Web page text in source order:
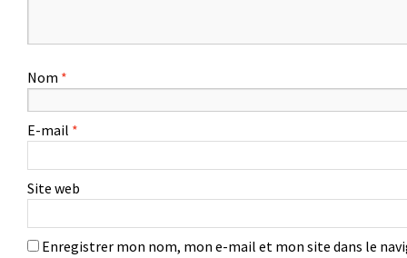
Nom *
E-mail *
Site web
Enregistrer mon nom, mon e-mail et mon site dans le